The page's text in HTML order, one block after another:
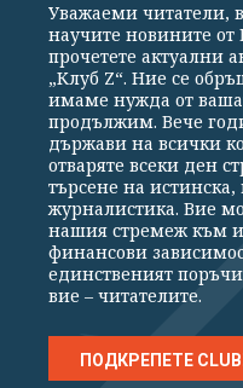
Общи условия
Реклама
Екип
Издател на www.clubz.bg е
Константинов" 3. Всички
Препечатването на
разрешение ще бъде
Уважаеми читатели,
научите новините от
прочетете актуални
„Клуб Z“. Ние се
имаме нужда от
продължим. Вече
държави на всички
отваряте всеки ден
търсене на
журналистика. Вие
нашия стремеж към
финансови
единственият
вие – читателите.
ПОДКРЕПЕТЕ